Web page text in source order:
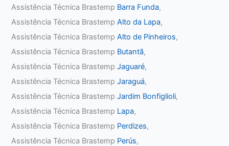
Assistência Técnica Brastemp Barra Funda,
Assistência Técnica BrastempAlto da Lapa,
Assistência Técnica BrastempAlto de Pinheiros,
Assistência Técnica Brastemp Butantã,
Assistência Técnica BrastempJaguaré,
Assistência Técnica BrastempJaraguá,
Assistência Técnica BrastempJardim Bonfiglioli,
Assistência Técnica Brastemp Lapa,
Assistência Técnica Brastemp Perdizes,
Assistência Técnica Brastemp Perús,